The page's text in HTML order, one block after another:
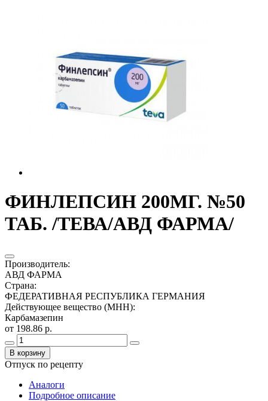
ФИНЛЕПСИН 200МГ. №50
ТАБ. /ТЕВА/АВД ФАРМА/
Производитель:
АВД ФАРМА
Страна:
ФЕДЕРАТИВНАЯ РЕСПУБЛИКА ГЕРМАНИЯ
Действующее вещество (МНН):
Карбамазепин
от 198.86 р.
В корзину
Отпуск по рецепту
Аналоги
Подробное описание